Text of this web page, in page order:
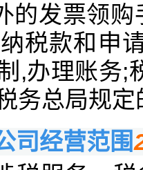
的发票领
税款和申
,办理账务;
务总局规
司经营范围